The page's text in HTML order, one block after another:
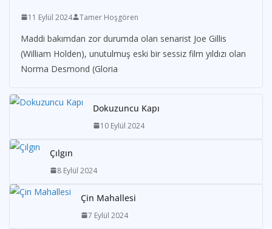
11 Eylül 2024 Tamer Hoşgören
Maddi bakımdan zor durumda olan senarist Joe Gillis
(William Holden), unutulmuş eski bir sessiz film yıldızı olan
Norma Desmond (Gloria
Dokuzuncu Kapı
10 Eylül 2024
Çılgın
8 Eylül 2024
Çin Mahallesi
7 Eylül 2024